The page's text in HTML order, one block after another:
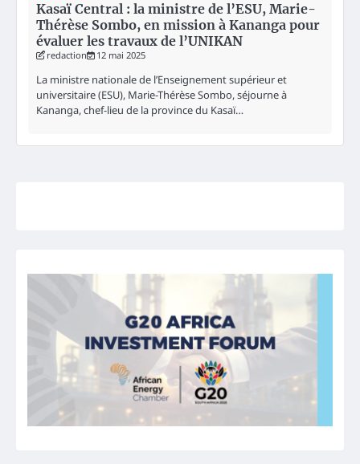
Kasaï Central : la ministre de l’ESU, Marie-
Thérèse Sombo, en mission à Kananga pour
évaluer les travaux de l’UNIKAN
redaction 12 mai 2025
La ministre nationale de l’Enseignement supérieur et
universitaire (ESU), Marie-Thérèse Sombo, séjourne à
Kananga, chef-lieu de la province du Kasaï…